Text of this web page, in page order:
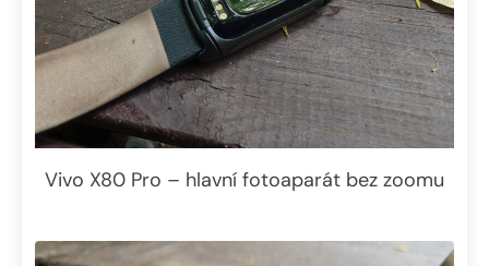
Vivo X80 Pro – hlavní fotoaparát bez zoomu